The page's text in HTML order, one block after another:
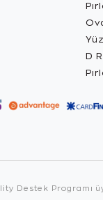
D
Destek Programı